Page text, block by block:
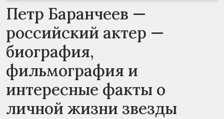
Петр Баранчеев —
российский актер —
биография,
фильмография и
интересные факты о
личной жизни звезды